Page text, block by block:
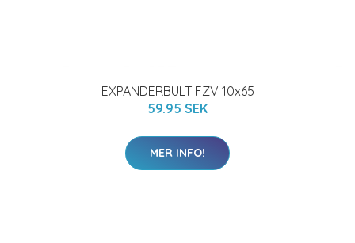
EXPANDERBULT FZV 10x65
59.95 SEK
MER INFO!